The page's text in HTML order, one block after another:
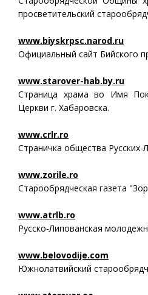
просветительский
www.biyskrpsc.narod.ru
Официальный сайт Бийского
www.starover-hab.by.ru
Cтраница храма во Имя
Церкви г. Хабаровска.
www.crlr.ro
Страничка общества
www.zorile.ro
Старообрядческая газета
www.atrlb.ro
Русско-Липованская
www.belovodije.com
Южнолатвийский